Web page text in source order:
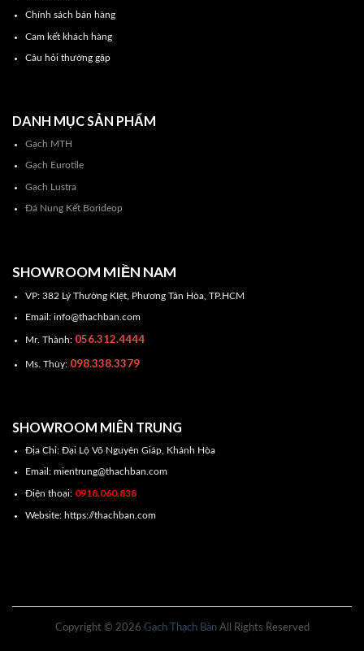
Chính sách bán hàng
Cam kết khách hàng
Câu hỏi thường gặp
DANH MỤC SẢN PHẨM
Gạch MTH
Gạch Eurotile
Gạch Lustra
Đá Nung Kết Borideop
SHOWROOM MIỀN NAM
VP: 382 Lý Thường KIệt, Phương Tân Hòa, TP.HCM
Email: info@thachban.com
Mr. Thành:056.312.4444
Ms. Thùy: 098.338.3379
SHOWROOM MIÊN TRUNG
Địa Chỉ: Đại Lộ Võ Nguyên Giáp, Khánh Hòa
Email: mientrung@thachban.com
Điện thoại: 0918.060.838
Website: https://thachban.com
Copyright © 2026 Gạch Thạch BànAll Rights Reserved